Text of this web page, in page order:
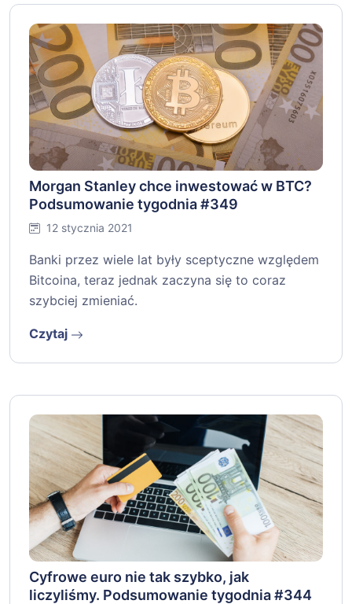
Morgan Stanley chce inwestować w BTC?
Podsumowanie tygodnia #349
12 stycznia 2021
Banki przez wiele lat były sceptyczne względem
Bitcoina, teraz jednak zaczyna się to coraz
szybciej zmieniać.
Czytaj
Cyfrowe euro nie tak szybko, jak
liczyliśmy. Podsumowanie tygodnia #344